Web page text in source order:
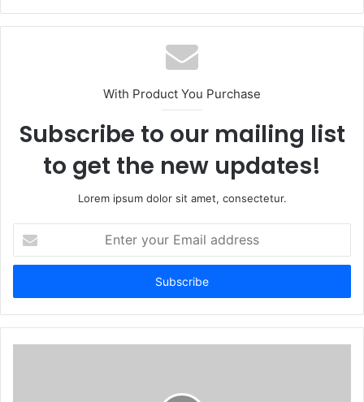
With Product You Purchase
Subscribe to our mailing list
to get the new updates!
Lorem ipsum dolor sit amet, consectetur.
your
Email